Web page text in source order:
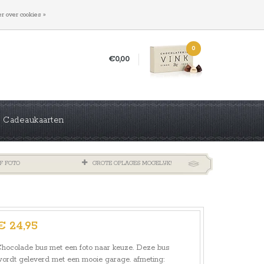
€0,00
0
Cadeaukaarten
FOTO GROTE OPLAGES MOGELIJK!
24,95
bus met een foto naar keuze. Deze bus
geleverd met een mooie garage. afmeting:
over cookies »